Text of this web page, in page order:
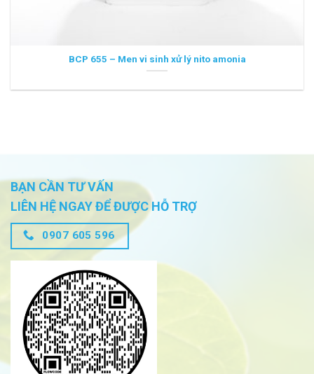
BCP 655 – Men vi sinh xử lý nito amonia
BẠN CẦN TƯ VẤN
LIÊN HỆ NGAY ĐỂ ĐƯỢC HỖ TRỢ
0907 605 596